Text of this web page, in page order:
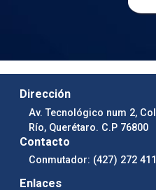
Dirección
Av. Tecnológico num 2,
Río, Querétaro. C.P 76800
Contacto
Conmutador: (427) 272
Enlaces